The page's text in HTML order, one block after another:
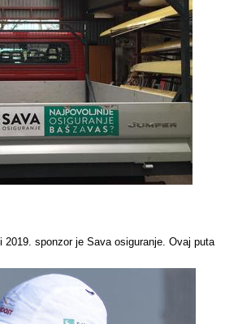
2019. sponzor je Sava osiguranje. Ovaj puta